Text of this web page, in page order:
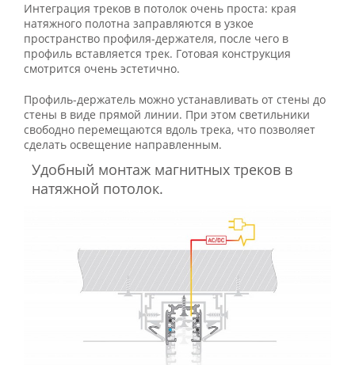
Интеграция треков в потолок очень проста: края
натяжного полотна заправляются в узкое
пространство профиля-держателя, после чего в
профиль вставляется трек. Готовая конструкция
смотрится очень эстетично.
Профиль-держатель можно устанавливать от стены до
стены в виде прямой линии. При этом светильники
свободно перемещаются вдоль трека, что позволяет
сделать освещение направленным.
Удобный монтаж магнитных треков в
натяжной потолок.